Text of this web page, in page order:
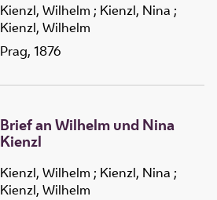
Kienzl, Wilhelm ; Kienzl, Nina ;
Kienzl, Wilhelm
Prag, 1876
Brief an Wilhelm und Nina
Kienzl
Kienzl, Wilhelm ; Kienzl, Nina ;
Kienzl, Wilhelm